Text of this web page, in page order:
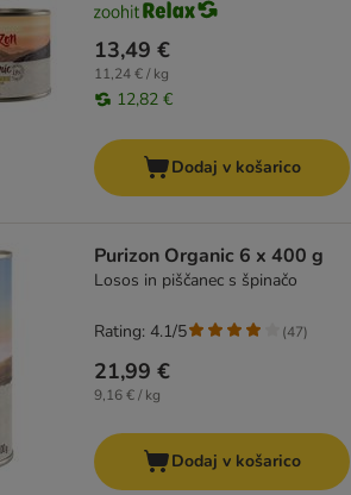
13,49 €
11,24 € / kg
12,82 €
Dodaj v košarico
Purizon Organic 6 x 400 g
Losos in piščanec s špinačo
21,99 €
9,16 € / kg
Rating: 4.1/5 (47)
Dodaj v košarico